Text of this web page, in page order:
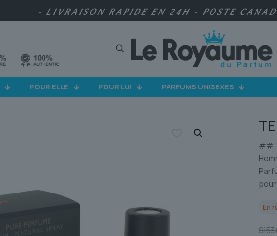
- LIVRAISON RAPIDE EN 24H - POSTE
POUR ELLE POUR LUI PARFUMS UNISEXES
##
En
$